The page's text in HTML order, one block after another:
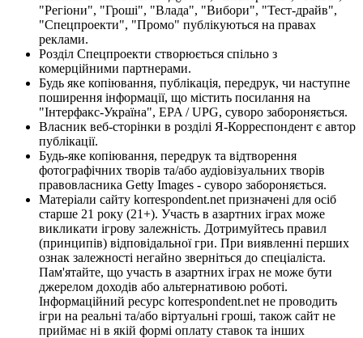
"Регіони", "Гроші", "Влада", "Вибори", "Тест-драйв",
"Спецпроекти", "Промо" публікуються на правах
реклами.
Розділ Спецпроекти створюється спільно з
комерційними партнерами.
Будь яке копіювання, публікація, передрук, чи наступне
поширення інформації, що містить посилання на
"Інтерфакс-Україна", EPA / UPG, суворо забороняється.
Власник веб-сторінки в розділі Я-Корреспондент є автор
публікації.
Будь-яке копіювання, передрук та відтворення
фотографічних творів та/або аудіовізуальних творів
правовласника Getty Images - суворо забороняється.
Матеріали сайту korrespondent.net призначені для осіб
старше 21 року (21+). Участь в азартних іграх може
викликати ігрову залежність. Дотримуйтесь правил
(принципів) відповідальної гри. При виявленні перших
ознак залежності негайно зверніться до спеціаліста.
Пам'ятайте, що участь в азартних іграх не може бути
джерелом доходів або альтернативою роботі.
Інформаційний ресурс korrespondent.net не проводить
ігри на реальні та/або віртуальні гроші, також сайт не
приймає ні в якій формі оплату ставок та інших